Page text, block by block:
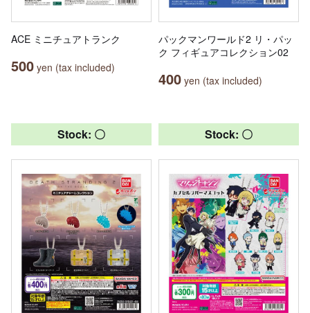
ACE ミニチュアトランク
500 yen (tax included)
パックマンワールド2 リ・パッ
ク フィギュアコレクション02
400 yen (tax included)
Stock: 〇 Stock: 〇